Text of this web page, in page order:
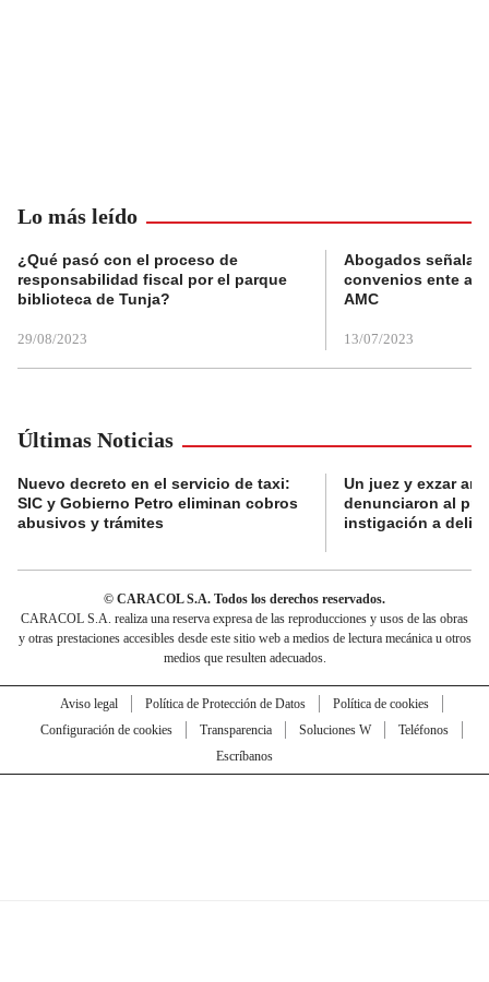
Lo más leído
¿Qué pasó con el proceso de
responsabilidad fiscal por el parque
biblioteca de Tunja?
29/08/2023
Abogados
convenios ente
AMC
13/07/2023
Últimas Noticias
Nuevo decreto en el servicio de taxi:
SIC y Gobierno Petro eliminan cobros
abusivos y trámites
Un juez y exzar
denunciaron al
instigación a
© CARACOL S.A. Todos los derechos reservados.
CARACOL S.A. realiza una reserva expresa de las reproducciones y usos de las obras
y otras prestaciones accesibles desde este sitio web a medios de lectura mecánica u otros
medios que resulten adecuados.
Aviso legal Política de Protección de Datos
Política de cookies
Configuración de cookies
Transparencia Soluciones W
Teléfonos
Escríbanos